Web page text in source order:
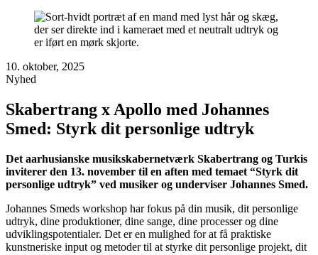
10. oktober, 2025
Nyhed
Skabertrang x Apollo med Johannes
Smed: Styrk dit personlige udtryk
Det aarhusianske musikskabernetværk Skabertrang og Turkis
inviterer den 13. november til en aften med temaet “Styrk dit
personlige udtryk” ved musiker og underviser Johannes Smed.
Johannes Smeds workshop har fokus på din musik, dit personlige
udtryk, dine produktioner, dine sange, dine processer og dine
udviklingspotentialer. Det er en mulighed for at få praktiske
kunstneriske input og metoder til at styrke dit personlige projekt, dit